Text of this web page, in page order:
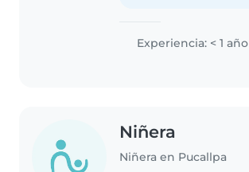
Experiencia: < 1 año
Niñera
Niñera en Pucallpa